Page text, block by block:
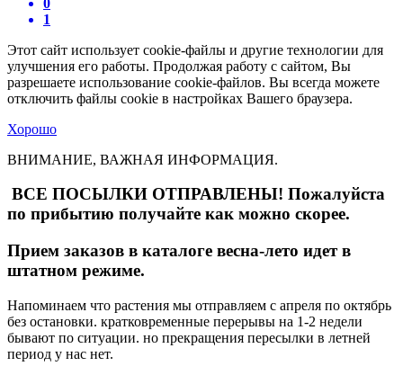
1
Этот сайт использует cookie-файлы и другие технологии для
улучшения его работы. Продолжая работу с сайтом, Вы
разрешаете использование cookie-файлов. Вы всегда можете
отключить файлы cookie в настройках Вашего браузера.
Хорошо
ВНИМАНИЕ, ВАЖНАЯ ИНФОРМАЦИЯ.
ВСЕ ПОСЫЛКИ ОТПРАВЛЕНЫ! Пожалуйста
по прибытию получайте как можно скорее.
Прием заказов в каталоге весна-лето идет в
штатном режиме.
Напоминаем что растения мы отправляем с апреля по октябрь
без остановки. кратковременные перерывы на 1-2 недели
бывают по ситуации. но прекращения пересылки в летней
период у нас нет.